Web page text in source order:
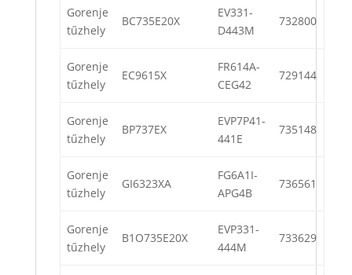
Gorenje
tűzhely
BC735E20X
EV331-
D443M
732800
Gorenje
tűzhely
EC9615X
FR614A-
CEG42
729144
Gorenje
tűzhely
BP737EX
EVP7P41-
441E
735148
Gorenje
tűzhely
GI6323XA
FG6A1I-
APG4B
736561
Gorenje
tűzhely
B1O735E20X
EVP331-
444M
733629